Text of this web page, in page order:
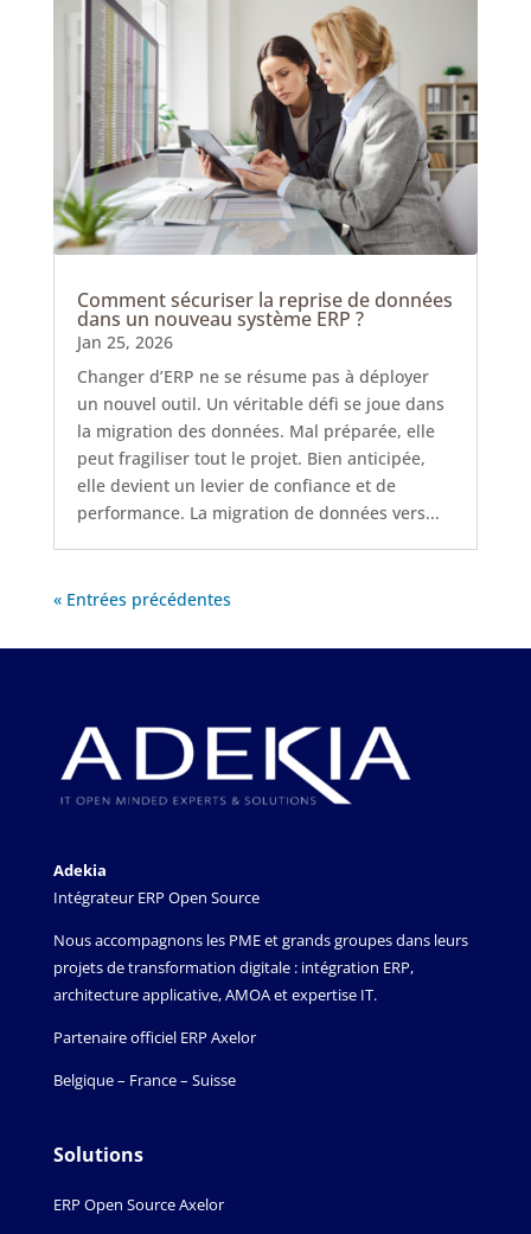
Comment sécuriser la reprise de données
dans un nouveau système ERP ?
Jan 25, 2026
Changer d’ERP ne se résume pas à déployer
un nouvel outil. Un véritable défi se joue dans
la migration des données. Mal préparée, elle
peut fragiliser tout le projet. Bien anticipée,
elle devient un levier de confiance et de
performance. La migration de données vers...
« Entrées précédentes
Adekia
Intégrateur ERP Open Source
Nous accompagnons les PME et grands groupes dans leurs
projets de transformation digitale : intégration ERP,
architecture applicative, AMOA et expertise IT.
Partenaire officiel ERP Axelor
Belgique – France – Suisse
Solutions
ERP Open Source Axelor